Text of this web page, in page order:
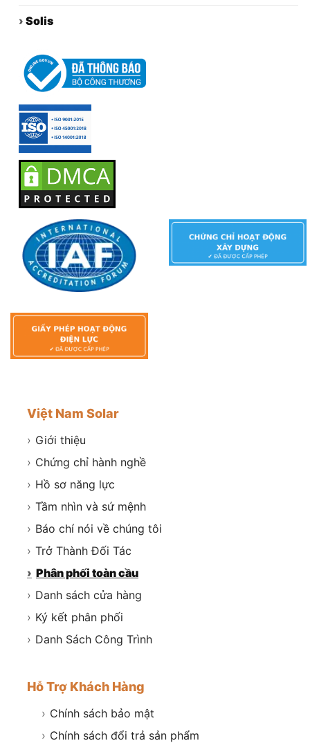
› Solis
Việt Nam Solar
› Giới thiệu
› Chứng chỉ hành nghề
› Hồ sơ năng lực
› Tầm nhìn và sứ mệnh
› Báo chí nói về chúng tôi
› Trở Thành Đối Tác
› Phân phối toàn cầu
› Danh sách cửa hàng
› Ký kết phân phối
› Danh Sách Công Trình
Hỗ Trợ Khách Hàng
› Chính sách bảo mật
› Chính sách đổi trả sản phẩm